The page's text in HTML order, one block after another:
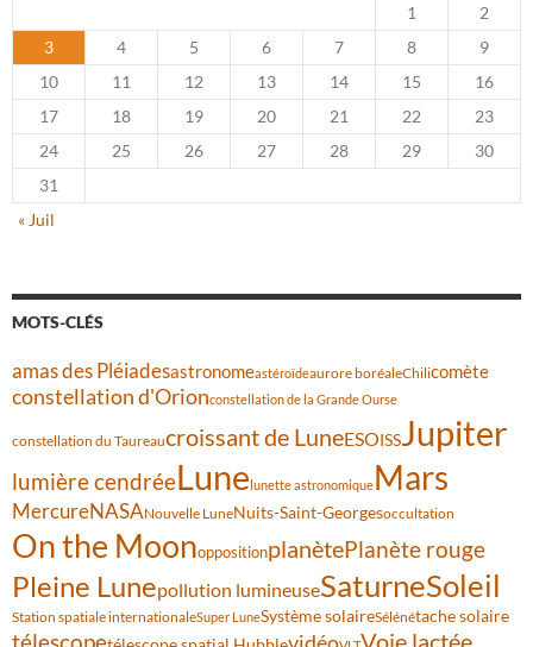
1
2
3
4 5 6 7 8
9
10
11 12 13 14 15
16
17
18 19 20 21 22
23
24
25 26 27 28 29
30
31
« Juil
MOTS-CLÉS
amas des Pléiadesastronomeastéroïdeaurore boréaleChilicomète
constellation d'Orionconstellation de la Grande Ourse
constellation du Taureaucroissant de LuneESOISSJupiter
lumière cendréeLunelunette astronomiqueMars
MercureNASANouvelle LuneNuits-Saint-Georgesoccultation
On the MoonoppositionplanètePlanète rouge
Pleine Lunepollution lumineuseSaturneSoleil
Station spatiale internationaleSuper LuneSystème solaireSélénétache solaire
Voie lactée